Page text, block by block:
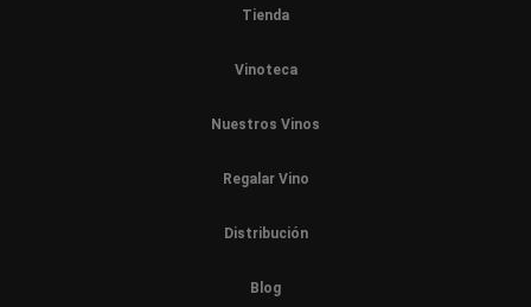
Tienda
Vinoteca
Nuestros Vinos
Regalar Vino
Distribución
Blog